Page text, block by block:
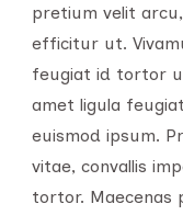
pretium velit
efficitur ut.
feugiat id tortor
amet ligula
euismod ipsum.
vitae, convallis
tortor. Maecenas